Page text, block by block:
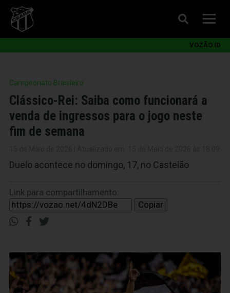
VOZÃO ID
Campeonato Brasileiro
Clássico-Rei: Saiba como funcionará a
venda de ingressos para o jogo neste
fim de semana
Duelo acontece no domingo, 17, no Castelão
Link para compartilhamento:
Copiar